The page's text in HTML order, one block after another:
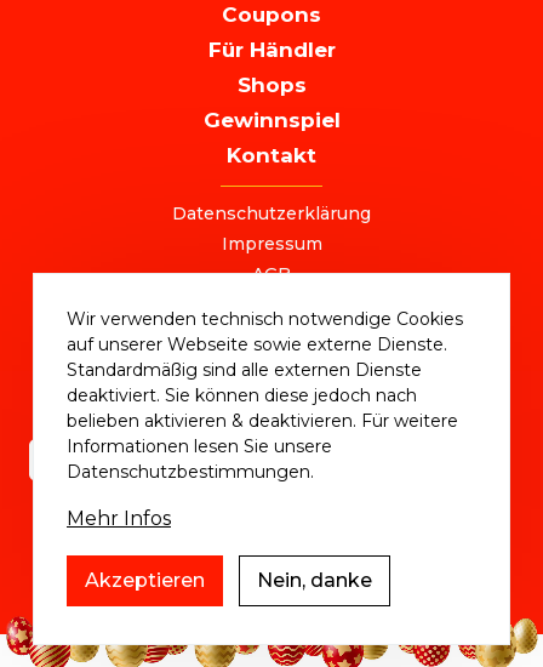
NAVIGATION
Coupons
Für Händler
Shops
Gewinnspiel
Kontakt
Datenschutzerklärung
Impressum
AGB
ostersale@deutschlandvoucher.de
OSTER SALE 2025 – eine Kampagne der
DVM Deutschlandvoucher Media GmbH © 2025
Wir verwenden technisch notwendige Cookies
auf unserer Webseite sowie externe Dienste.
Standardmäßig sind alle externen Dienste
deaktiviert. Sie können diese jedoch nach
belieben aktivieren & deaktivieren. Für weitere
Informationen lesen Sie unsere
Datenschutzbestimmungen.
Mehr Infos
Akzeptieren Nein, danke